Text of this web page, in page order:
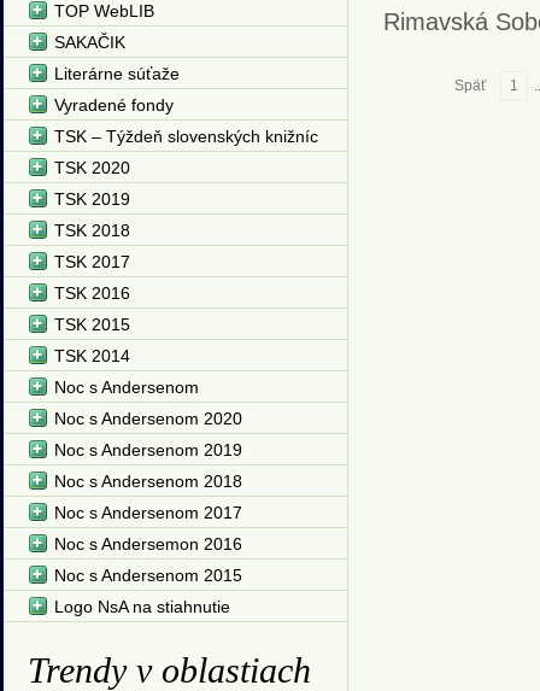
Rimavská
Späť 1
TOP WebLIB
SAKAČIK
Literárne súťaže
Vyradené fondy
TSK – Týždeň slovenských knižníc
TSK 2020
TSK 2019
TSK 2018
TSK 2017
TSK 2016
TSK 2015
TSK 2014
Noc s Andersenom
Noc s Andersenom 2020
Noc s Andersenom 2019
Noc s Andersenom 2018
Noc s Andersenom 2017
Noc s Andersemon 2016
Noc s Andersenom 2015
Logo NsA na stiahnutie
Trendy v oblastiach